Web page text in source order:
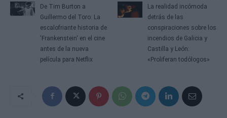
De Tim Burton a
Guillermo del Toro: La
escalofriante historia de
'Frankenstein' en el cine
antes de la nueva
película para Netflix
La realidad incómoda
detrás de las
conspiraciones sobre los
incendios de Galicia y
Castilla y León:
«Proliferan todólogos»